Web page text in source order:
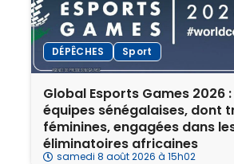
DÉPÊCHES Sport
‎Global Esports Games 2026
équipes sénégalaises, dont
féminines, engagées dans
éliminatoires africaines
samedi 8 août 2026 à 15h02